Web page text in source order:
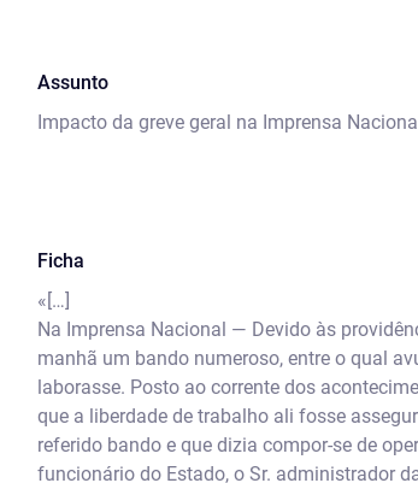
Assunto
Impacto da greve geral na Imprensa
Ficha
«[…]
Na Imprensa Nacional — Devido às
manhã um bando numeroso, entre o qual
laborasse. Posto ao corrente dos
que a liberdade de trabalho ali fosse
referido bando e que dizia compor-se de
funcionário do Estado, o Sr. administrador